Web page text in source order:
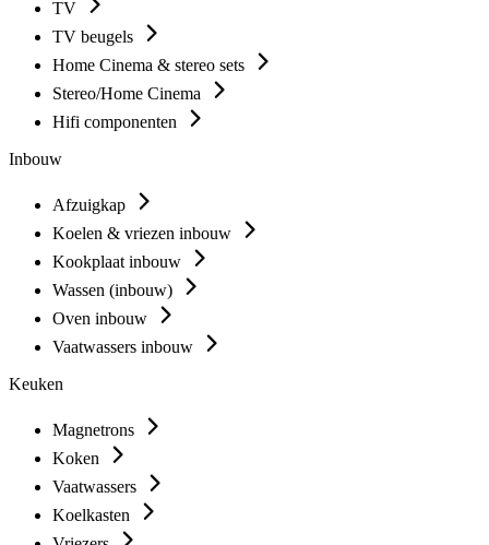
TV
TV beugels
Home Cinema & stereo sets
Stereo/Home Cinema
Hifi componenten
Inbouw
Afzuigkap
Koelen & vriezen inbouw
Kookplaat inbouw
Wassen (inbouw)
Oven inbouw
Vaatwassers inbouw
Keuken
Magnetrons
Koken
Vaatwassers
Koelkasten